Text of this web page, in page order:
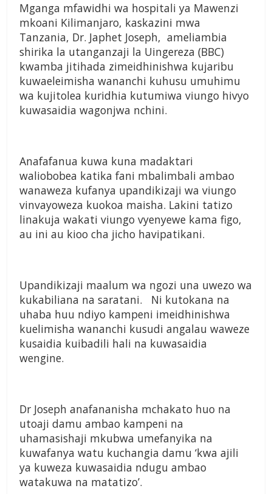
Mganga mfawidhi wa hospitali ya Mawenzi
mkoani Kilimanjaro, kaskazini mwa
Tanzania, Dr. Japhet Joseph, ameliambia
shirika la utanganzaji la Uingereza (BBC)
kwamba jitihada zimeidhinishwa kujaribu
kuwaeleimisha wananchi kuhusu umuhimu
wa kujitolea kuridhia kutumiwa viungo hivyo
kuwasaidia wagonjwa nchini.
Anafafanua kuwa kuna madaktari
waliobobea katika fani mbalimbali ambao
wanaweza kufanya upandikizaji wa viungo
vinvayoweza kuokoa maisha. Lakini tatizo
linakuja wakati viungo vyenyewe kama figo,
au ini au kioo cha jicho havipatikani.
Upandikizaji maalum wa ngozi una uwezo wa
kukabiliana na saratani. Ni kutokana na
uhaba huu ndiyo kampeni imeidhinishwa
kuelimisha wananchi kusudi angalau waweze
kusaidia kuibadili hali na kuwasaidia
wengine.
Dr Joseph anafananisha mchakato huo na
utoaji damu ambao kampeni na
uhamasishaji mkubwa umefanyika na
kuwafanya watu kuchangia damu ‘kwa ajili
ya kuweza kuwasaidia ndugu ambao
watakuwa na matatizo’.